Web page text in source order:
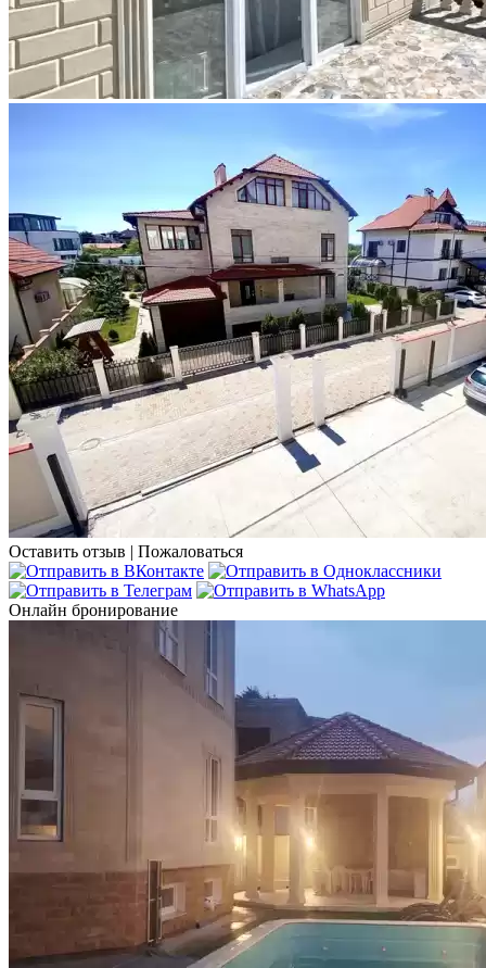
Оставить отзыв | Пожаловаться
Онлайн бронирование